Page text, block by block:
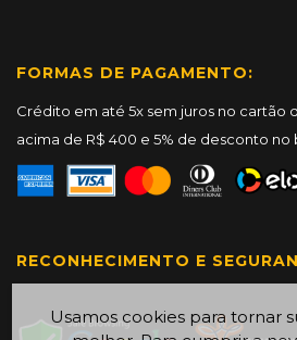
Usamos cookies para tornar
FORMAS DE PAGAMENTO:
Crédito em até 5x sem juros no cartão
acima de R$ 400 e 5% de desconto no
RECONHECIMENTO E